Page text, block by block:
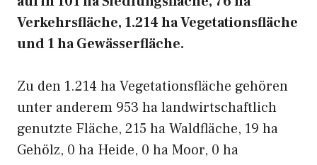
Verkehrsfläche, 1.214 ha Vegetationsfläche
und 1 ha Gewässerfläche.
Zu den 1.214 ha Vegetationsfläche gehören
unter anderem 953 ha landwirtschaftlich
genutzte Fläche, 215 ha Waldfläche, 19 ha
Gehölz, 0 ha Heide, 0 ha Moor, 0 ha